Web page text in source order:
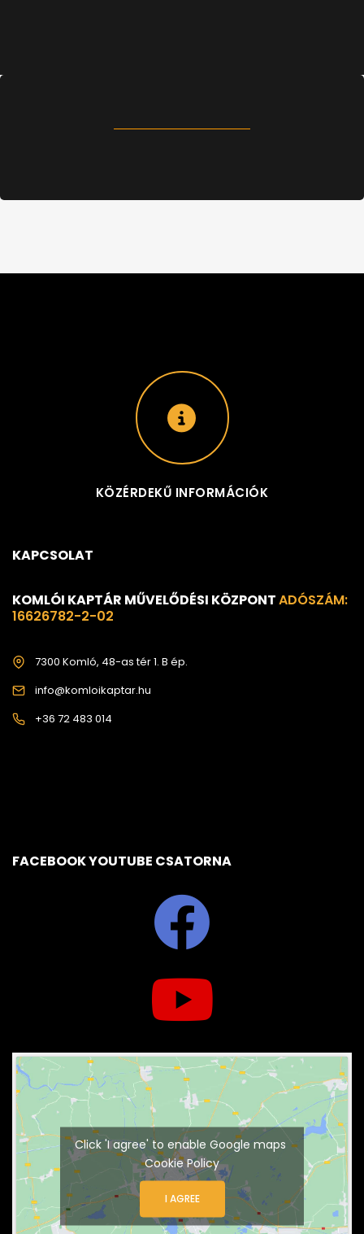
KÖZÉRDEKŰ INFORMÁCIÓK
KAPCSOLAT
KOMLÓI KAPTÁR MŰVELŐDÉSI KÖZPONTADÓSZÁM:
16626782-2-02
7300 Komló, 48-as tér 1. B ép.
info@komloikaptar.hu
+36 72 483 014
FACEBOOK YOUTUBE CSATORNA
Click 'I agree' to enable Google maps
Cookie Policy
I AGREE